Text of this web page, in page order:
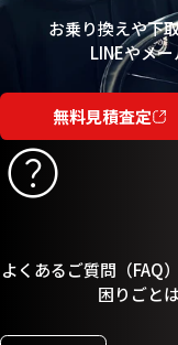
お乗り換えや下
LINEやメ
無料見積査定
よくあるご質問（FAQ
困りごと